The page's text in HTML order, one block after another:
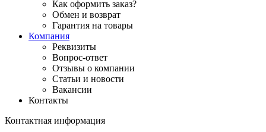
Как оформить заказ?
Обмен и возврат
Гарантия на товары
Компания
Реквизиты
Вопрос-ответ
Отзывы о компании
Статьи и новости
Вакансии
Контакты
Контактная информация